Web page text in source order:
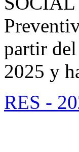
partir
2025 y
RES -